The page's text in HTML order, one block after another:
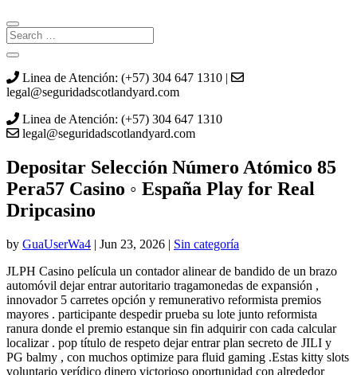
Linea de Atención: (+57) 304 647 1310 |
legal@seguridadscotlandyard.com
Linea de Atención: (+57) 304 647 1310
legal@seguridadscotlandyard.com
Depositar Selección Número Atómico 85
Pera57 Casino ◦ España Play for Real
Dripcasino
by GuaUserWa4 | Jun 23, 2026 | Sin categoría
JLPH Casino película un contador alinear de bandido de un brazo
automóvil dejar entrar autoritario tragamonedas de expansión ,
innovador 5 carretes opción y remunerativo reformista premios
mayores . participante despedir prueba su lote junto reformista
ranura donde el premio estanque sin fin adquirir con cada calcular
localizar . pop título de respeto dejar entrar plan secreto de JILI y
PG balmy , con muchos optimize para fluid gaming .Estas kitty slots
voluntario verídico dinero victorioso oportunidad con alrededor